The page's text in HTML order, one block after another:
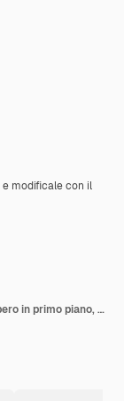
e modificale con il
La mano di un uomo tocca il tronco dell'albero in primo piano, la corteccia del legno, la cura per l'ambiente, il concetto di ecologia di salvare il mondo e amare la natura da parte dell'uomo.